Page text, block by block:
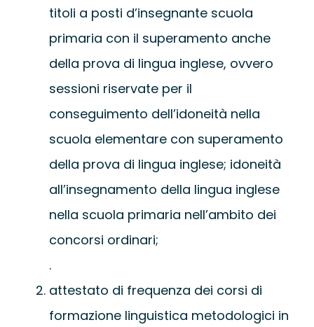
NEWS
titoli a posti d’insegnante scuola
primaria con il superamento anche
della prova di lingua inglese, ovvero
sessioni riservate per il
conseguimento dell’idoneità nella
scuola elementare con superamento
della prova di lingua inglese; idoneità
all’insegnamento della lingua inglese
nella scuola primaria nell’ambito dei
concorsi ordinari;
.
attestato di frequenza dei corsi di
formazione linguistica metodologici in